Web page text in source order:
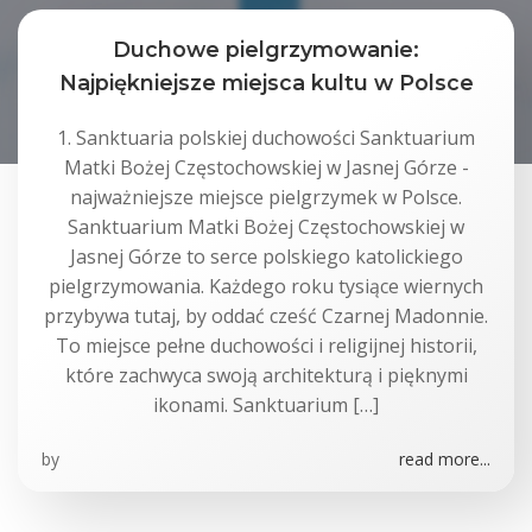
Duchowe pielgrzymowanie:
Najpiękniejsze miejsca kultu w Polsce
1. Sanktuaria polskiej duchowości Sanktuarium
Matki Bożej Częstochowskiej w Jasnej Górze -
najważniejsze miejsce pielgrzymek w Polsce.
Sanktuarium Matki Bożej Częstochowskiej w
Jasnej Górze to serce polskiego katolickiego
pielgrzymowania. Każdego roku tysiące wiernych
przybywa tutaj, by oddać cześć Czarnej Madonnie.
To miejsce pełne duchowości i religijnej historii,
które zachwyca swoją architekturą i pięknymi
ikonami. Sanktuarium […]
by read more...